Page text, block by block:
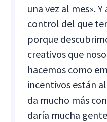
una vez al mes».
control del que
porque
creativos que
hacemos como
incentivos están
da mucho más
daría mucha